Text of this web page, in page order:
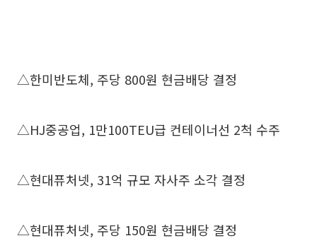
△한미반도체, 주당 800원 현금배당 결정
△HJ중공업, 1만100TEU급 컨테이너선 2척 수주
△현대퓨처넷, 31억 규모 자사주 소각 결정
△현대퓨처넷, 주당 150원 현금배당 결정